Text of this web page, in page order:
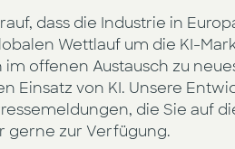
dass die Industrie in
Wettlauf um die KI-
offenen Austausch zu
von KI. Unsere
die Sie auf
gerne zur Verfügung.